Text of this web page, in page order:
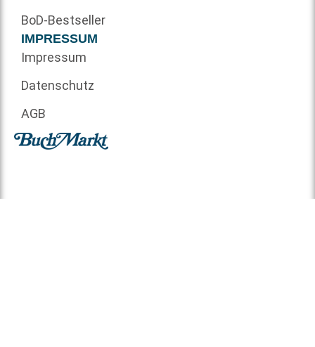
BoD-Bestseller
IMPRESSUM
Impressum
Datenschutz
AGB